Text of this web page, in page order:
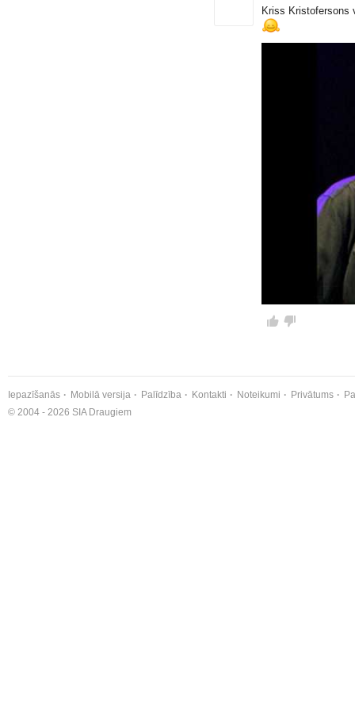
Kriss Kristofersons
Iepazīšanās Mobilā versija Palīdzība Kontakti Noteikumi Privātums
© 2004 - 2026 SIA Draugiem